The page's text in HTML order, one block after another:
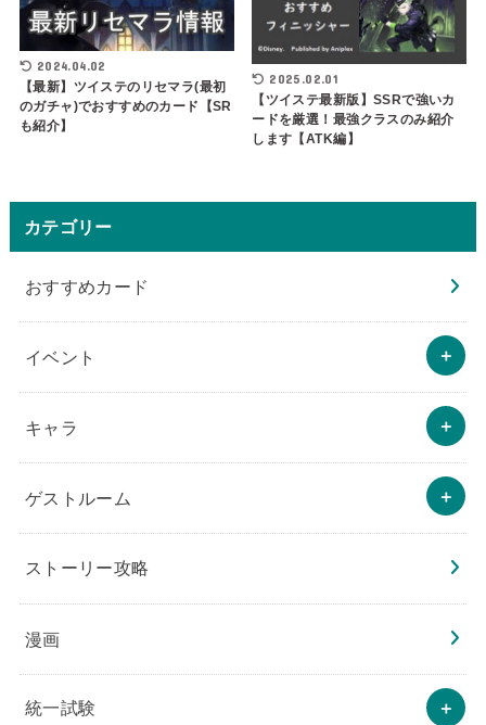
2024.04.02
【最新】ツイステのリセマラ(最初
のガチャ)でおすすめのカード【SR
も紹介】
2025.02.01
【ツイステ最新版】SSRで強いカ
ードを厳選！最強クラスのみ紹介
します【ATK編】
カテゴリー
おすすめカード
イベント
キャラ
ゲストルーム
ストーリー攻略
漫画
統一試験